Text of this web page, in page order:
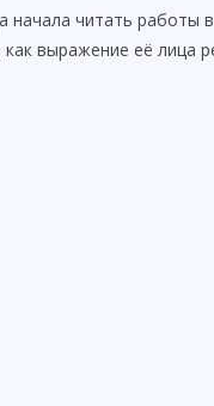
начала читать работы
выражение её лица